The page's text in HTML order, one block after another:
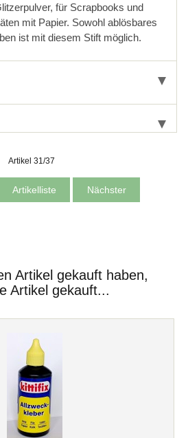
für Scrapbooks und
mit Papier. Sowohl ablösbares
ist mit diesem Stift möglich.
Artikel 31/37
Artikelliste Nächster
Artikel gekauft haben,
Artikel gekauft...